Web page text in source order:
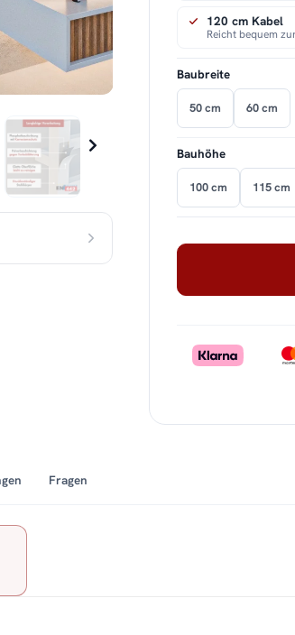
120 cm Kabel
Reicht bequem
Baubreite
50 cm 60 cm
Bauhöhe
100 cm 115 cm
Fragen